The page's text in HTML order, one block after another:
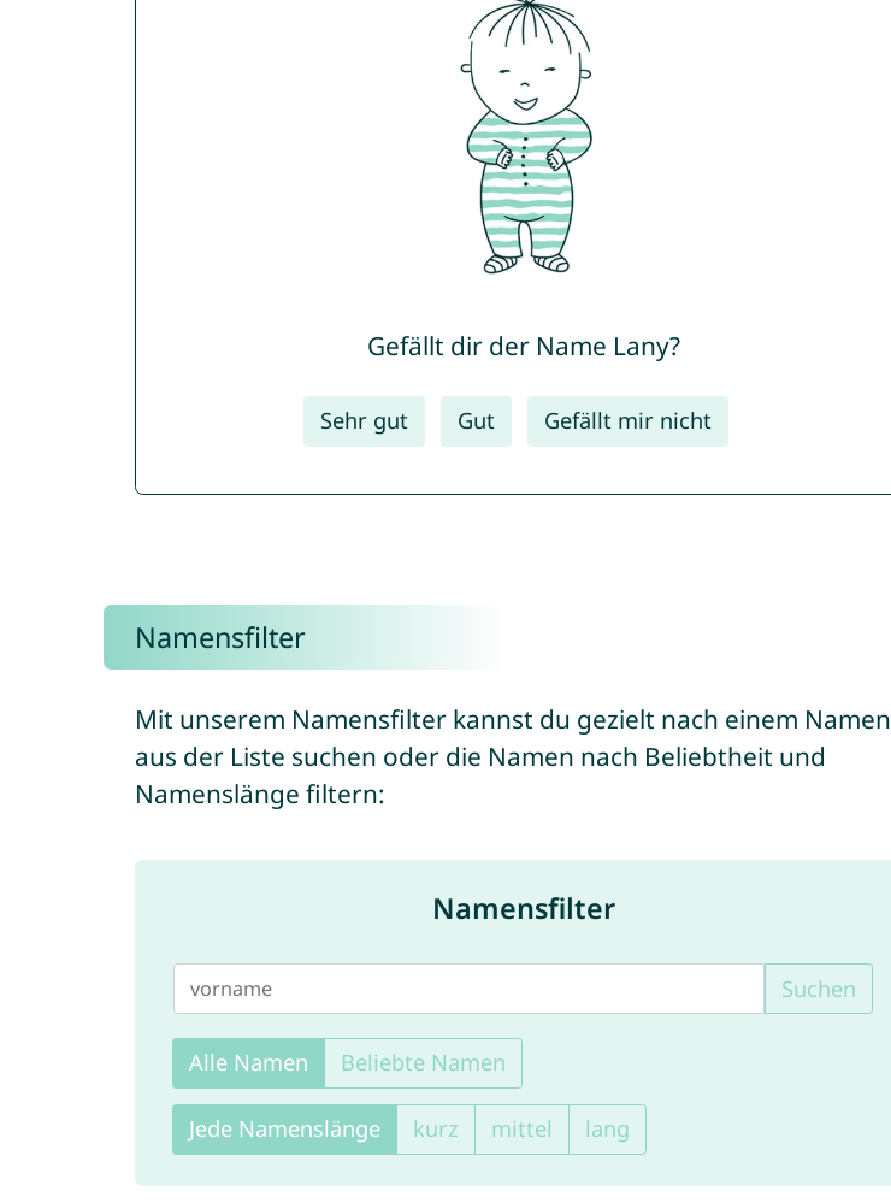
Gefällt dir der Name Lany?
Sehr gut Gut Gefällt mir nicht
Namensfilter
Mit unserem Namensfilter kannst du gezielt nach einem Namen
aus der Liste suchen oder die Namen nach Beliebtheit und
Namenslänge filtern:
Namensfilter
Suchen
Alle Namen Beliebte Namen
Jede Namenslänge kurz mittel lang